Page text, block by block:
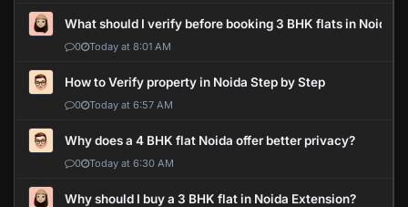
What should I verify before booking 3 BHK flats in Noida?
0 Today at 8:01 AM
How to Verify property in Noida Step by Step
0 Today at 6:57 AM
Why does a 4 BHK flat Noida offer better privacy?
0 Today at 6:30 AM
Why should I buy a 3 BHK flat in Noida Extension?